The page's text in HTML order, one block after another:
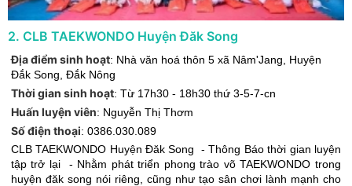
2. CLB TAEKWONDO Huyện Đăk Song
Địa điểm sinh hoạt: Nhà văn hoá thôn 5 xã Nâm'Jang
Huyện
Đắk Song Đắk Nông
Thời gian sinh hoạt: Từ 17h30 - 18h30 thứ 3-5-7-cn
Huấn luyện viên: Nguyễn Thị Thơm
Số điện thoại: 0386.030.089
CLB TAEKWONDO Huyện Đăk Song - Thông Báo thời gian luyện
tập trở lại - Nhằm phát triển phong trào võ TAEKWONDO trong
huyện đăk song nói riêng, cũng như tạo sân chơi lành mạnh cho